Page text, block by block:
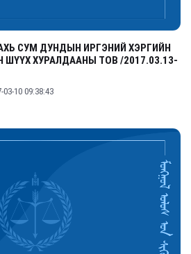
СУМ ДУНДЫН ИРГЭНИЙ ХЭРГИЙН
ХУРАЛДААНЫ ТОВ /2017.03.13-
03-10 09:38:43